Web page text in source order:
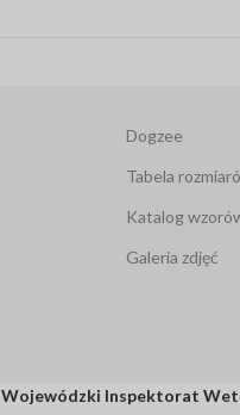
Dogzee
Tabela
Katalog
Galeria zdjęć
Wojewódzki Inspektorat